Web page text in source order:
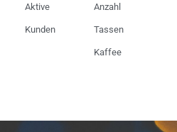
Aktive
Kunden
Anzahl
Tassen
Kaffee